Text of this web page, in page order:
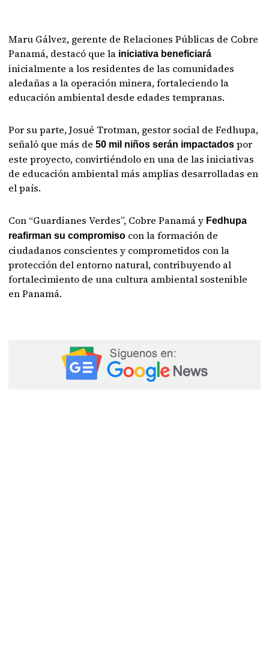
Maru Gálvez, gerente de Relaciones Públicas de Cobre
Panamá, destacó que la iniciativa beneficiará
inicialmente a los residentes de las comunidades
aledañas a la operación minera, fortaleciendo la
educación ambiental desde edades tempranas.
Por su parte, Josué Trotman, gestor social de Fedhupa,
señaló que más de50 mil niños serán impactados por
este proyecto, convirtiéndolo en una de las iniciativas
de educación ambiental más amplias desarrolladas en
el país.
Con “Guardianes Verdes”, Cobre Panamá y Fedhupa
reafirman su compromiso con la formación de
ciudadanos conscientes y comprometidos con la
protección del entorno natural, contribuyendo al
fortalecimiento de una cultura ambiental sostenible
en Panamá.